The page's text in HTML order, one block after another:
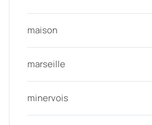
maison
marseille
minervois